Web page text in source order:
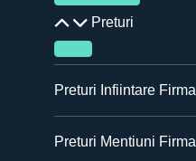
Preturi
Preturi Infiintare Firma
Preturi Mentiuni Firma